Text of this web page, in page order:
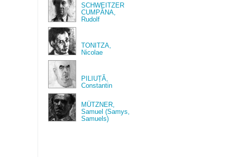
SCHWEITZER
CUMPĂNA,
Rudolf
TONITZA,
Nicolae
PILIUȚĂ,
Constantin
MÜTZNER,
Samuel (Samys,
Samuels)